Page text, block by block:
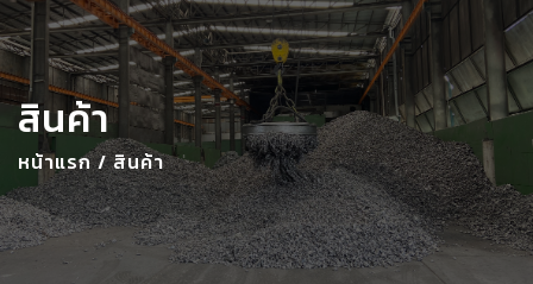
สินค้า
หน้าแรก/สินค้า